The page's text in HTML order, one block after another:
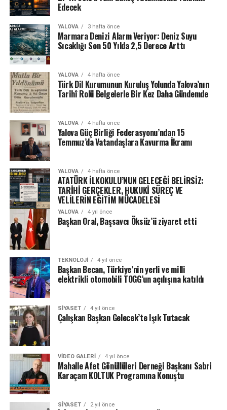
Edecek
YALOVA 3 hafta önce
Marmara Denizi Alarm Veriyor: Deniz Suyu
Sıcaklığı Son 50 Yılda 2,5 Derece Arttı
YALOVA 4 hafta önce
Türk Dil Kurumunun Kuruluş Yolunda Yalova’nın
Tarihî Rolü Belgelerle Bir Kez Daha Gündemde
YALOVA 4 hafta önce
Yalova Güç Birliği Federasyonu’ndan 15
Temmuz’da Vatandaşlara Kavurma İkramı
YALOVA 4 hafta önce
ATATÜRK İLKOKULU’NUN GELECEĞİ BELİRSİZ:
TARİHİ GERÇEKLER, HUKUKİ SÜREÇ VE
VELİLERİN EĞİTİM MÜCADELESİ
YALOVA 4 yıl önce
Başkan Oral, Başsavcı Öksüz’ü ziyaret etti
TEKNOLOJI 4 yıl önce
Başkan Becan, Türkiye’nin yerli ve milli
elektrikli otomobili TOGG’un açılışına katıldı
SIYASET 4 yıl önce
Çalışkan Başkan Gelecek’te Işık Tutacak
VIDEO GALERI 4 yıl önce
Mahalle Afet Gönüllüleri Derneği Başkanı Sabri
Karaçam KOLTUK Programına Konuştu
SIYASET 2 yıl önce